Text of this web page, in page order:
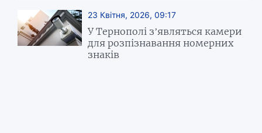
23 Квітня, 2026, 09:17
У Тернополі з’являться камери
для розпізнавання номерних
знаків